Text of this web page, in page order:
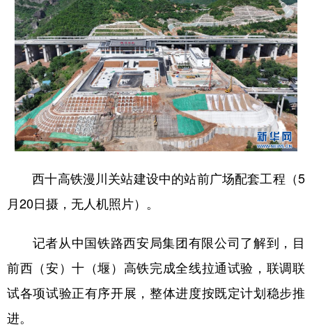
山东 河南 湖北 湖南
广东 广西 海南 重庆
四川 贵州 云南 西藏
陕西 甘肃 青海 宁夏
新疆 内蒙古 黑龙江
西十高铁漫川关站建设中的站前广场配套工程（5
月20日摄，无人机照片）。
记者从中国铁路西安局集团有限公司了解到，目
前西（安）十（堰）高铁完成全线拉通试验，联调联
试各项试验正有序开展，整体进度按既定计划稳步推
进。